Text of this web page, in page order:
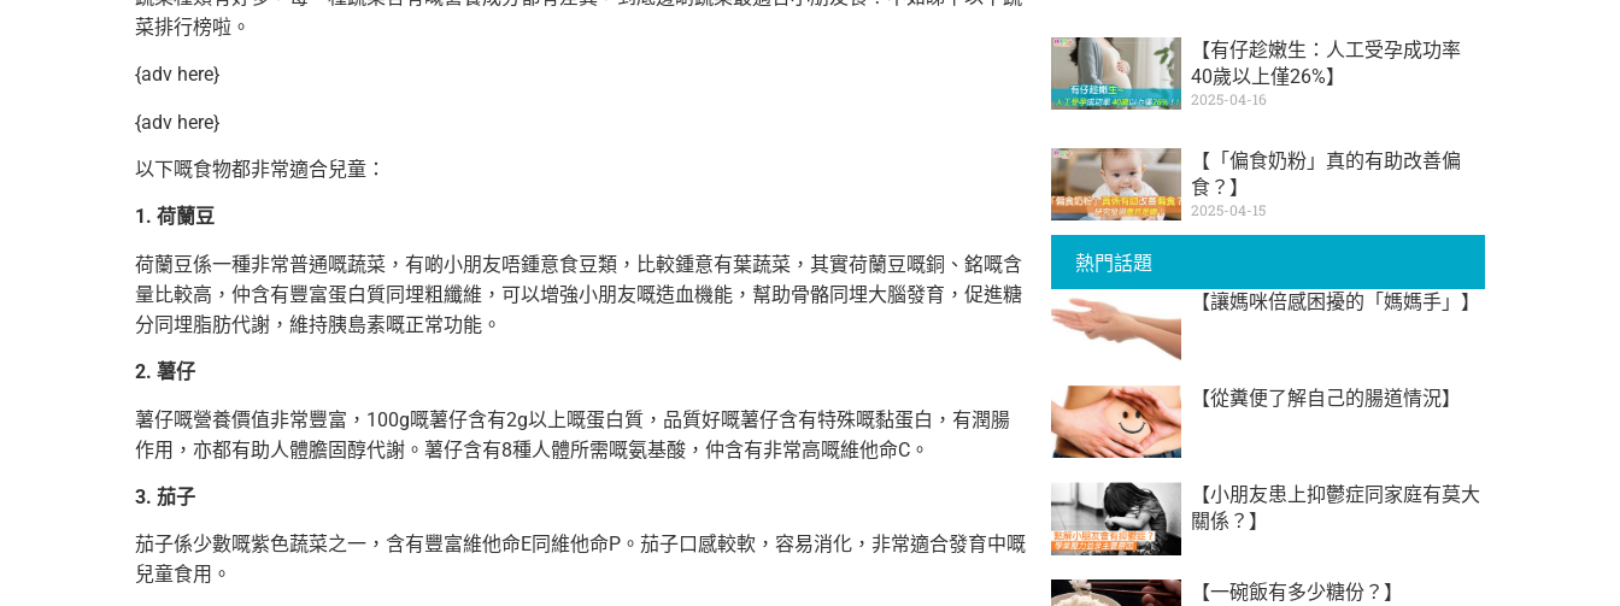
菜排行榜啦。
{adv here}
{adv here}
以下嘅食物都非常適合兒童：
1. 荷蘭豆
荷蘭豆係一種非常普通嘅蔬菜，有啲小朋友唔鍾意食豆類，比較鍾意有葉蔬菜，其實荷蘭豆嘅銅、銘嘅含
量比較高，仲含有豐富蛋白質同埋粗纖維，可以增強小朋友嘅造血機能，幫助骨骼同埋大腦發育，促進糖
分同埋脂肪代謝，維持胰島素嘅正常功能。
2. 薯仔
薯仔嘅營養價值非常豐富，100g嘅薯仔含有2g以上嘅蛋白質，品質好嘅薯仔含有特殊嘅黏蛋白，有潤腸
作用，亦都有助人體膽固醇代謝。薯仔含有8種人體所需嘅氨基酸，仲含有非常高嘅維他命C。
3. 茄子
茄子係少數嘅紫色蔬菜之一，含有豐富維他命E同維他命P。茄子口感較軟，容易消化，非常適合發育中嘅
兒童食用。
【有仔趁嫩生：人工受孕成功率
40歲以上僅26%】
2025-04-16
【「偏食奶粉」真的有助改善偏
食？】
2025-04-15
熱門話題
【讓媽咪倍感困擾的「媽媽手」】
【從糞便了解自己的腸道情況】
【小朋友患上抑鬱症同家庭有莫大
關係？】
【一碗飯有多少糖份？】